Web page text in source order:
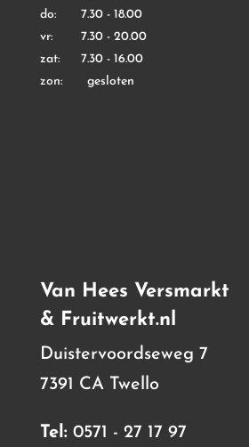
do: 7.30 - 18.00
vr: 7.30 - 20.00
zat: 7.30 - 16.00
zon: gesloten
Van Hees Versmarkt
& Fruitwerkt.nl
Duistervoordseweg 7
7391 CA Twello
Tel: 0571 - 27 17 97